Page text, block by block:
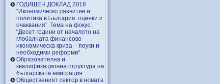
ГОДИШЕН ДОКЛАД 2018
“Икономическо развитие и
политика в България: оценки и
очаквания”. Тема на фокус:
“Десет години от началото на
глобалната финансово-
икономическа криза – поуки и
необходими реформи“
Образователна и
квалификационна структура на
българската емиграция
Общественият сектор в новата